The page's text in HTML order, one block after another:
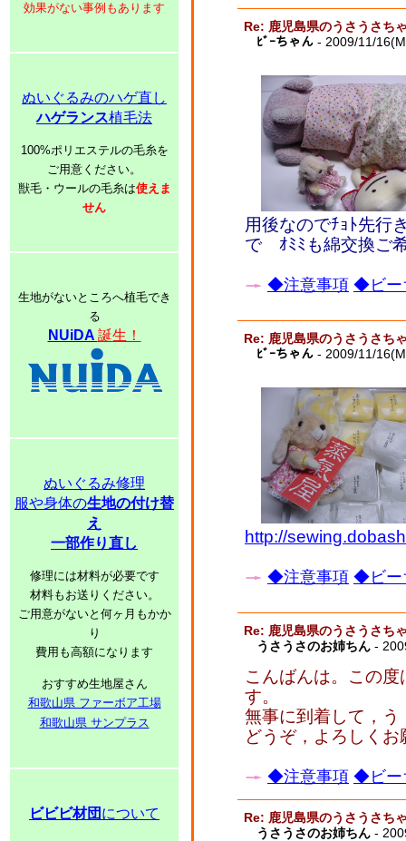
効果がない事例もあります
ぬいぐるみのハゲ直し
ハゲランス植毛法
100%ポリエステルの毛糸を
ご用意ください。
獣毛・ウールの毛糸は使えま
せん
生地がないところへ植毛でき
る
NUiDA 誕生！
ぬいぐるみ修理
服や身体の生地の付け替
え
一部作り直し
修理には材料が必要です
材料もお送りください。
ご用意がないと何ヶ月もかか
り
費用も高額になります
おすすめ生地屋さん
和歌山県 ファーボア工場
和歌山県 サンプラス
ビビビ材団 について
Re: 鹿児島県のうさうさち
ﾋﾞｰちゃん - 2009/11/
用後なのでﾁｮﾄ先行
で ｵﾐﾐも綿交換ご
◆注意事項 ◆ビー
Re: 鹿児島県のうさうさち
ﾋﾞｰちゃん - 2009/11/
http://
◆注意事項 ◆ビー
Re: 鹿児島県のうさうさち
うさうさのお姉ちん -
こんばんは。この
す。
無事に到着して，
どうぞ，よろしく
◆注意事項 ◆ビー
Re: 鹿児島県のうさうさち
うさうさのお姉ちん -